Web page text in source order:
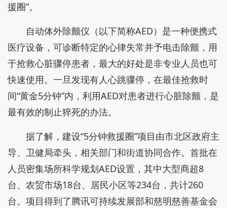
援圈”。
自动体外除颤仪（以下简称AED）是一种便携式
医疗设备，可诊断特定的心律失常并予电击除颤，用
于抢救心脏骤停患者，最大的好处是非专业人员也可
快速使用。一旦发现有人心跳骤停，在最佳抢救时
间“黄金5分钟”内，利用AED对患者进行心脏除颤，是
最有效的制止猝死的办法。
据了解，建设“5分钟救援圈”项目由市北区政府主
导、卫健局牵头，相关部门和街道协同合作。首批在
人员密集场所科学规划AED设置，其中大型商超8
台、农贸市场18台、居民小区等234台，共计260
台。项目得到了腾讯可持续发展部和慈明慈善基金会